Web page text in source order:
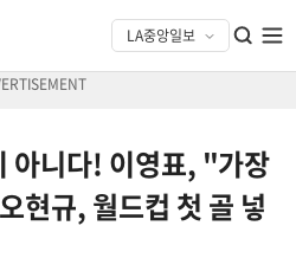
아니다! 이영표, "가장
현규, 월드컵 첫 골 넣